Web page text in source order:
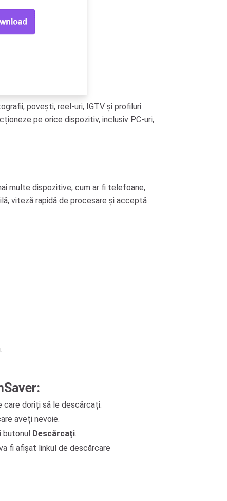
povești, reel-uri, IGTV și profiluri
pe orice dispozitiv, inclusiv PC-uri,
multe dispozitive, cum ar fi telefoane,
viteză rapidă de procesare și acceptă
doriți să le descărcați.
aveți nevoie.
butonul Descărcați.
fi afișat linkul de descărcare